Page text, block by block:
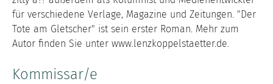
für verschiedene Verlage, Magazine und Zeitungen. "Der
Tote am Gletscher" ist sein erster Roman. Mehr zum
Autor finden Sie unter www.lenzkoppelstaetter.de.
Kommissar/e